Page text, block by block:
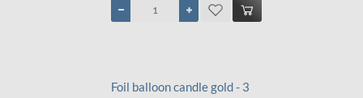
Foil balloon candle gold - 3